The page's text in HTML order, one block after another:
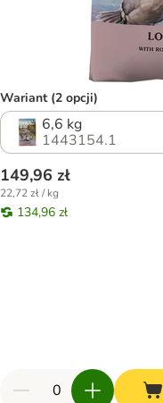
Wariant (2 opcji)
6,6 kg
1443154.1
149,96 zł
22,72 zł / kg
134,96 zł